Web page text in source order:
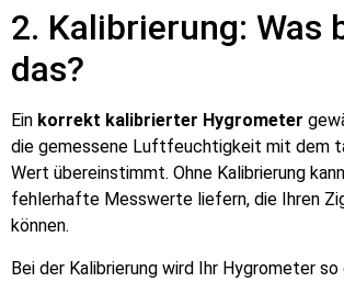
2. Kalibrierung: Was
das?
Ein korrekt kalibrierter Hygrometer
die gemessene Luftfeuchtigkeit mit dem
Wert übereinstimmt. Ohne Kalibrierung
fehlerhafte Messwerte liefern, die Ihren
können.
Bei der Kalibrierung wird Ihr Hygrometer